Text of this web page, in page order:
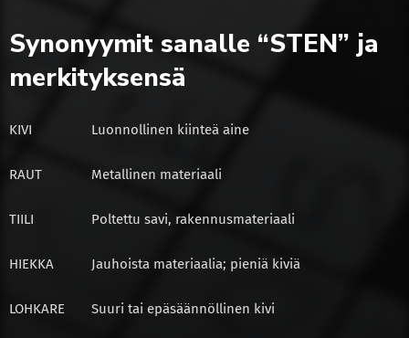
Synonyymit sanalle “STEN” ja
merkityksensä
KIVI Luonnollinen kiinteä aine
RAUT Metallinen materiaali
TIILI Poltettu savi, rakennusmateriaali
HIEKKA Jauhoista materiaalia; pieniä kiviä
LOHKARE Suuri tai epäsäännöllinen kivi